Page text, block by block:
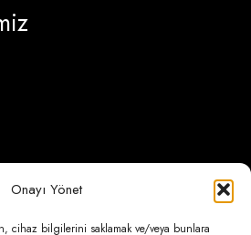
Onayı Yönet
cihaz bilgilerini saklamak ve/veya bunlara